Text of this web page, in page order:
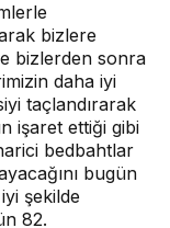
bizlere
bizlerden sonra
daha iyi
taçlandırarak
işaret ettiği gibi
bedbahtlar
bugün
şekilde
82.